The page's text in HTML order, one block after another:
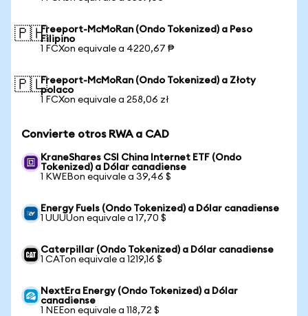
🇵🇭Freeport-McMoRan (Ondo Tokenized) a Peso
Filipino
1 FCXon equivale a 4220,67 ₱
🇵🇱Freeport-McMoRan (Ondo Tokenized) a Złoty
polaco
1 FCXon equivale a 258,06 zł
Convierte otros RWA a CAD
KraneShares CSI China Internet ETF (Ondo
Tokenized) a Dólar canadiense
1 KWEBon equivale a 39,46 $
Energy Fuels (Ondo Tokenized) a Dólar canadiense
1 UUUUon equivale a 17,70 $
Caterpillar (Ondo Tokenized) a Dólar canadiense
1 CATon equivale a 1219,16 $
NextEra Energy (Ondo Tokenized) a Dólar
canadiense
1 NEEon equivale a 118,72 $